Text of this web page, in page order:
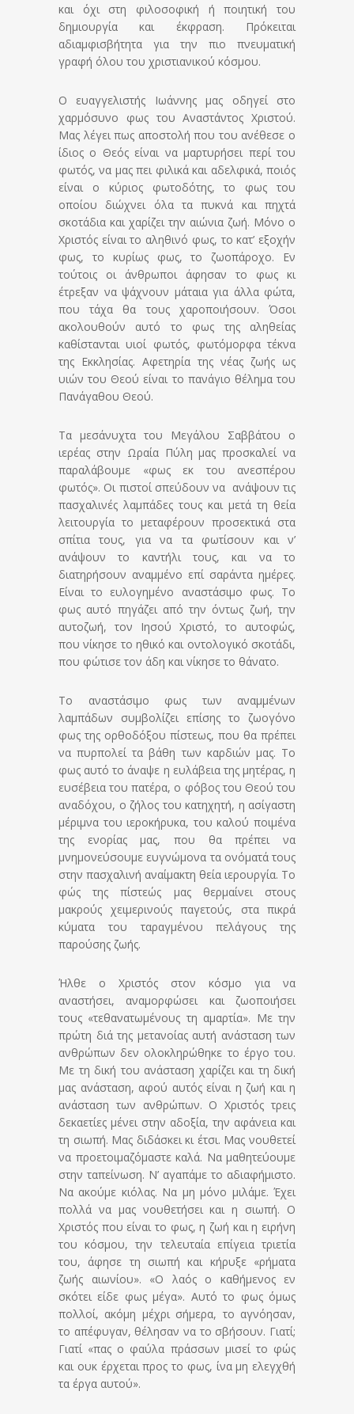
και όχι στη φιλοσοφική ή ποιητική του
δημιουργία και έκφραση. Πρόκειται
αδιαμφισβήτητα για την πιο πνευματική
γραφή όλου του χριστιανικού κόσμου.
Ο ευαγγελιστής Ιωάννης μας οδηγεί στο
χαρμόσυνο φως του Αναστάντος Χριστού.
Μας λέγει πως αποστολή που του ανέθεσε ο
ίδιος ο Θεός είναι να μαρτυρήσει περί του
φωτός, να μας πει φιλικά και αδελφικά, ποιός
είναι ο κύριος φωτοδότης, το φως του
οποίου διώχνει όλα τα πυκνά και πηχτά
σκοτάδια και χαρίζει την αιώνια ζωή. Μόνο ο
Χριστός είναι το αληθινό φως, το κατ’ εξοχήν
φως, το κυρίως φως, το ζωοπάροχο. Εν
τούτοις οι άνθρωποι άφησαν το φως κι
έτρεξαν να ψάχνουν μάταια για άλλα φώτα,
που τάχα θα τους χαροποιήσουν. Όσοι
ακολουθούν αυτό το φως της αληθείας
καθίστανται υιοί φωτός, φωτόμορφα τέκνα
της Εκκλησίας. Αφετηρία της νέας ζωής ως
υιών του Θεού είναι το πανάγιο θέλημα του
Πανάγαθου Θεού.
Τα μεσάνυχτα του Μεγάλου Σαββάτου ο
ιερέας στην Ωραία Πύλη μας προσκαλεί να
παραλάβουμε «φως εκ του ανεσπέρου
φωτός». Οι πιστοί σπεύδουν να ανάψουν τις
πασχαλινές λαμπάδες τους και μετά τη θεία
λειτουργία το μεταφέρουν προσεκτικά στα
σπίτια τους, για να τα φωτίσουν και ν’
ανάψουν το καντήλι τους, και να το
διατηρήσουν αναμμένο επί σαράντα ημέρες.
Είναι το ευλογημένο αναστάσιμο φως. Το
φως αυτό πηγάζει από την όντως ζωή, την
αυτοζωή, τον Ιησού Χριστό, το αυτοφώς,
που νίκησε το ηθικό και οντολογικό σκοτάδι,
που φώτισε τον άδη και νίκησε το θάνατο.
Το αναστάσιμο φως των αναμμένων
λαμπάδων συμβολίζει επίσης το ζωογόνο
φως της ορθοδόξου πίστεως, που θα πρέπει
να πυρπολεί τα βάθη των καρδιών μας. Το
φως αυτό το άναψε η ευλάβεια της μητέρας, η
ευσέβεια του πατέρα, ο φόβος του Θεού του
αναδόχου, ο ζήλος του κατηχητή, η ασίγαστη
μέριμνα του ιεροκήρυκα, του καλού ποιμένα
της ενορίας μας, που θα πρέπει να
μνημονεύσουμε ευγνώμονα τα ονόματά τους
στην πασχαλινή αναίμακτη θεία ιερουργία. Το
φώς της πίστεώς μας θερμαίνει στους
μακρούς χειμερινούς παγετούς, στα πικρά
κύματα του ταραγμένου πελάγους της
παρούσης ζωής.
Ήλθε ο Χριστός στον κόσμο για να
αναστήσει, αναμορφώσει και ζωοποιήσει
τους «τεθανατωμένους τη αμαρτία». Με την
πρώτη διά της μετανοίας αυτή ανάσταση των
ανθρώπων δεν ολοκληρώθηκε το έργο του.
Με τη δική του ανάσταση χαρίζει και τη δική
μας ανάσταση, αφού αυτός είναι η ζωή και η
ανάσταση των ανθρώπων. Ο Χριστός τρεις
δεκαετίες μένει στην αδοξία, την αφάνεια και
τη σιωπή. Μας διδάσκει κι έτσι. Μας νουθετεί
να προετοιμαζόμαστε καλά. Να μαθητεύουμε
στην ταπείνωση. Ν’ αγαπάμε το αδιαφήμιστο.
Να ακούμε κιόλας. Να μη μόνο μιλάμε. Έχει
πολλά να μας νουθετήσει και η σιωπή. Ο
Χριστός που είναι το φως, η ζωή και η ειρήνη
του κόσμου, την τελευταία επίγεια τριετία
του, άφησε τη σιωπή και κήρυξε «ρήματα
ζωής αιωνίου». «Ο λαός ο καθήμενος εν
σκότει είδε φως μέγα». Αυτό το φως όμως
πολλοί, ακόμη μέχρι σήμερα, το αγνόησαν,
το απέφυγαν, θέλησαν να το σβήσουν. Γιατί;
Γιατί «πας ο φαύλα πράσσων μισεί το φώς
και ουκ έρχεται προς το φως, ίνα μη ελεγχθή
τα έργα αυτού».